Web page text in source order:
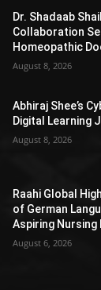
Dr. Shadaab
Collaboration
Homeopathic
August 8, 2026
Abhiraj Shee’s
Digital Learning
August 8, 2026
Raahi Global
of German
Aspiring
August 6, 2026